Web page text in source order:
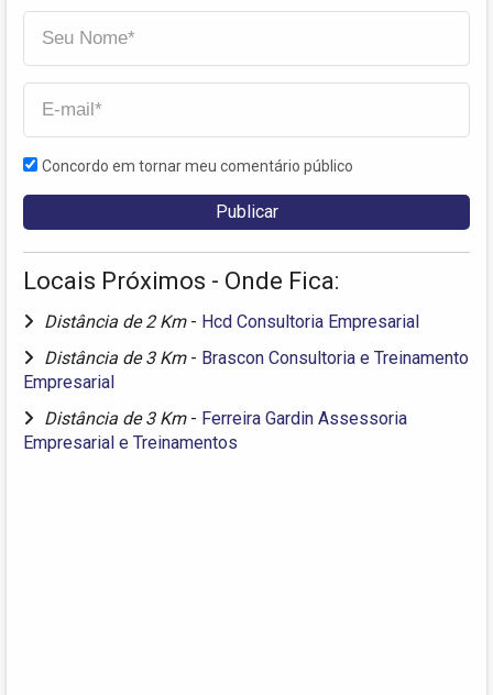
Concordo em tornar meu comentário público
Locais Próximos - Onde Fica:
Distância de 2 Km - Hcd Consultoria Empresarial
Distância de 3 Km - Brascon Consultoria e Treinamento
Empresarial
Distância de 3 Km - Ferreira Gardin Assessoria
Empresarial e Treinamentos